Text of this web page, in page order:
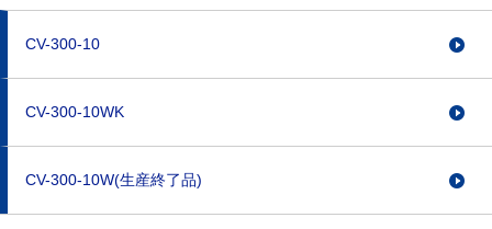
CV-300-10
CV-300-10WK
CV-300-10W(生産終了品)